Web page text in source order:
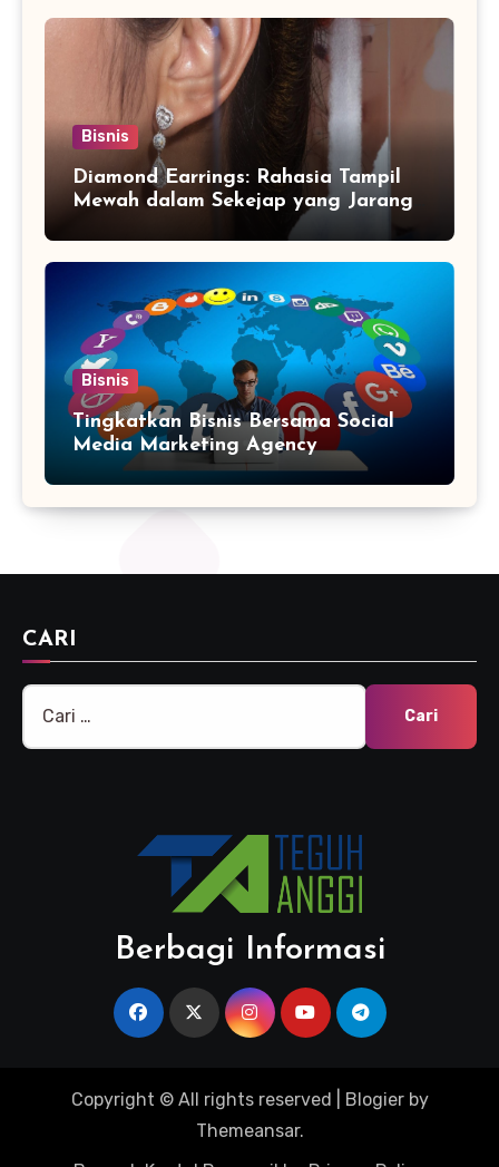
Bisnis
Diamond Earrings: Rahasia Tampil
Mewah dalam Sekejap yang Jarang
Bisnis
Tingkatkan Bisnis Bersama Social
Media Marketing Agency
CARI
Cari
Berbagi Informasi
Copyright © All rights reserved Blogierby
Themeansar.